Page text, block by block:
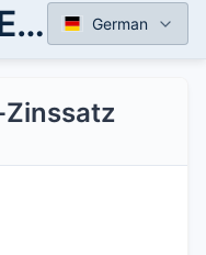
12-Monats-Euribor-Zinssatz German